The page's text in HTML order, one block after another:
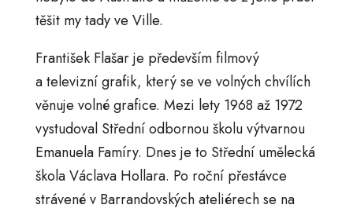
těšit my tady ve Ville.
František Flašar je především filmový
a televizní grafik, který se ve volných chvílích
věnuje volné grafice. Mezi lety 1968 až 1972
vystudoval Střední odbornou školu výtvarnou
Emanuela Famíry. Dnes je to Střední umělecká
škola Václava Hollara. Po roční přestávce
strávené v Barrandovských ateliérech se na